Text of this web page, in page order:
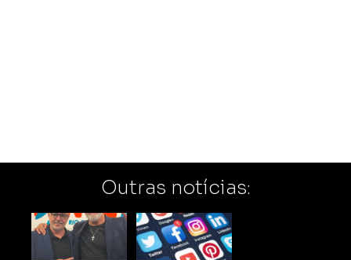
Outras notícias: